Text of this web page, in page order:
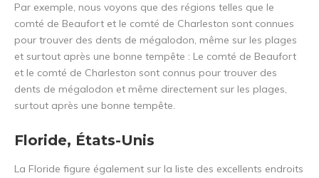
Par exemple, nous voyons que des régions telles que le
comté de Beaufort et le comté de Charleston sont connues
pour trouver des dents de mégalodon, même sur les plages
et surtout après une bonne tempête : Le comté de Beaufort
et le comté de Charleston sont connus pour trouver des
dents de mégalodon et même directement sur les plages,
surtout après une bonne tempête.
Floride, États-Unis
La Floride figure également sur la liste des excellents endroits